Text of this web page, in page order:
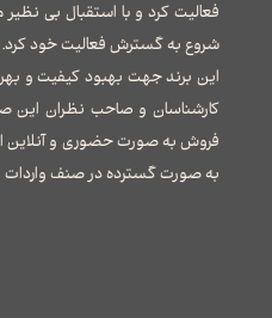
فعالیت کرد و با استقبال بی
شروع به گسترش فعالیت خود کرد.
این برند جهت بهبود کیفیت و
کارشناسان و صاحب نظران این
فروش به صورت حضوری و آنلاین
به صورت گسترده در صنف واردات